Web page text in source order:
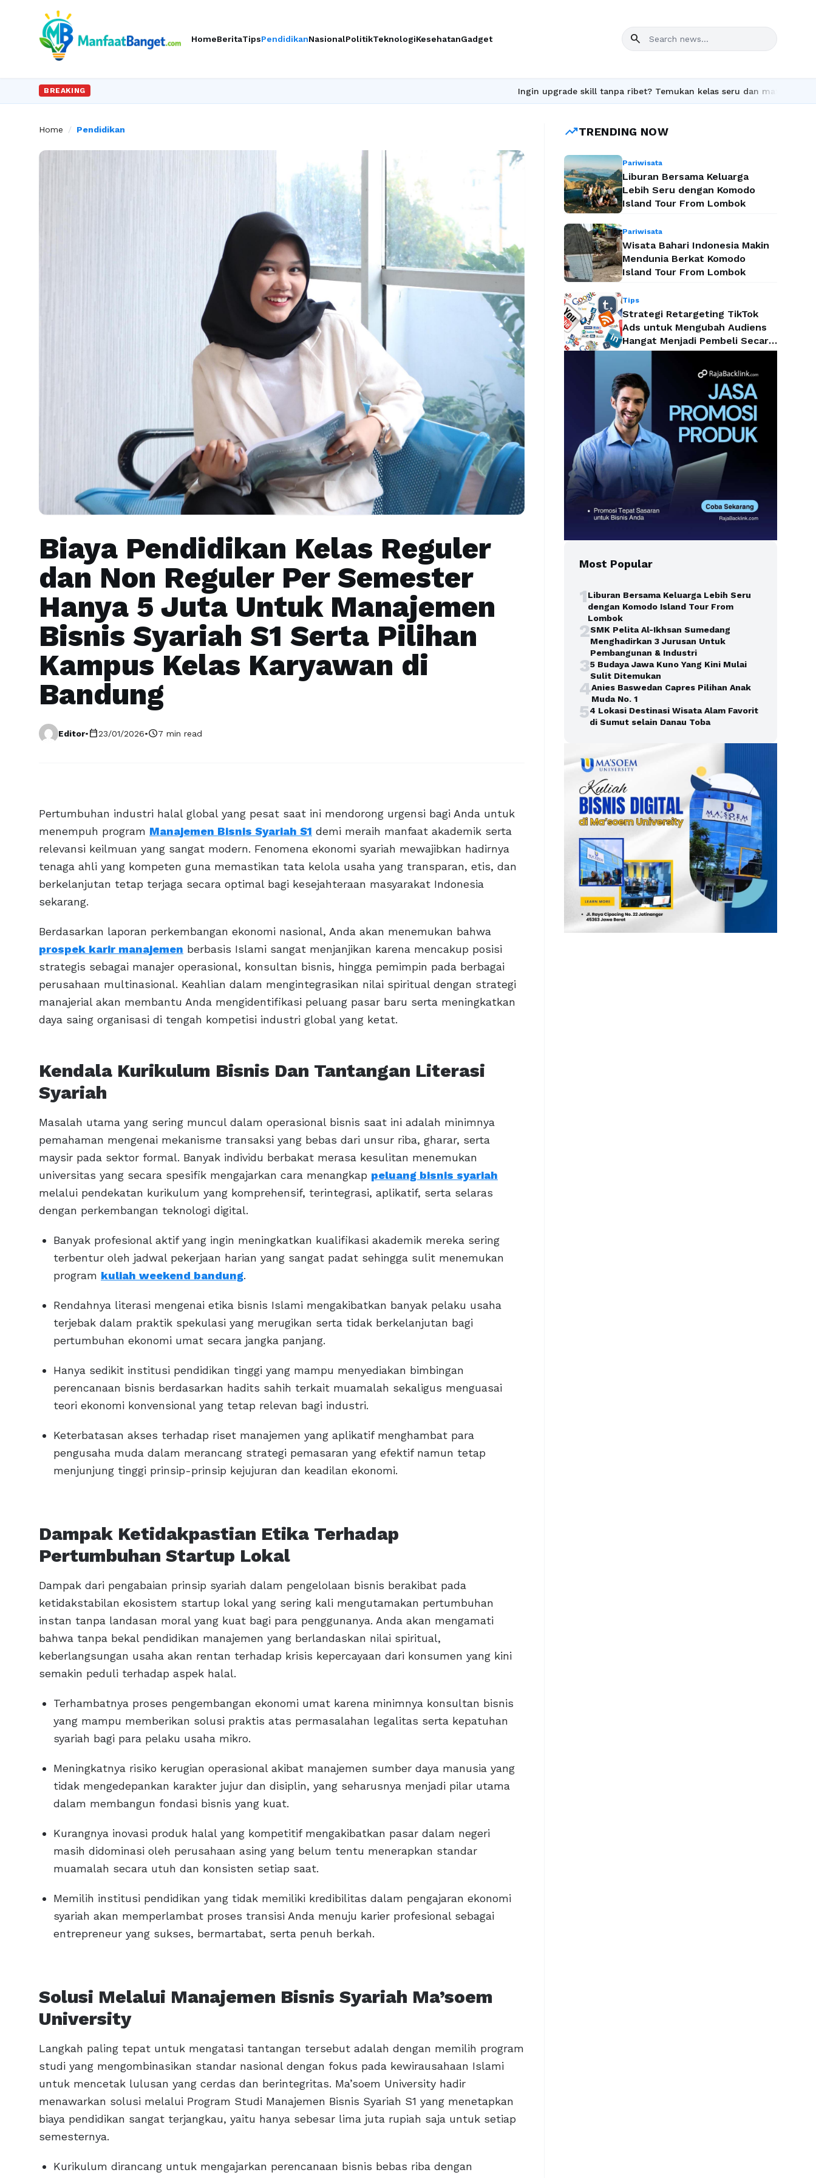
HomeBeritaTipsPendidikanNasionalPolitikTeknologiKesehatanGadget search
BREAKING Ingin upgrade skill tanpa ribet? Temukan kelas seru dan materi lengkap hanya di
Home / Pendidikan
Biaya Pendidikan Kelas Reguler
dan Non Reguler Per Semester
Hanya 5 Juta Untuk Manajemen
Bisnis Syariah S1 Serta Pilihan
Kampus Kelas Karyawan di
Bandung
Editor•calendar_today23/01/2026•schedule7 min read
Pertumbuhan industri halal global yang pesat saat ini mendorong urgensi bagi Anda untuk
menempuh program Manajemen Bisnis Syariah S1 demi meraih manfaat akademik serta
relevansi keilmuan yang sangat modern. Fenomena ekonomi syariah mewajibkan hadirnya
tenaga ahli yang kompeten guna memastikan tata kelola usaha yang transparan, etis, dan
berkelanjutan tetap terjaga secara optimal bagi kesejahteraan masyarakat Indonesia
sekarang.
Berdasarkan laporan perkembangan ekonomi nasional, Anda akan menemukan bahwa
prospek karir manajemen berbasis Islami sangat menjanjikan karena mencakup posisi
strategis sebagai manajer operasional, konsultan bisnis, hingga pemimpin pada berbagai
perusahaan multinasional. Keahlian dalam mengintegrasikan nilai spiritual dengan strategi
manajerial akan membantu Anda mengidentifikasi peluang pasar baru serta meningkatkan
daya saing organisasi di tengah kompetisi industri global yang ketat.
Kendala Kurikulum Bisnis Dan Tantangan Literasi
Syariah
Masalah utama yang sering muncul dalam operasional bisnis saat ini adalah minimnya
pemahaman mengenai mekanisme transaksi yang bebas dari unsur riba, gharar, serta
maysir pada sektor formal. Banyak individu berbakat merasa kesulitan menemukan
universitas yang secara spesifik mengajarkan cara menangkap peluang bisnis syariah
melalui pendekatan kurikulum yang komprehensif, terintegrasi, aplikatif, serta selaras
dengan perkembangan teknologi digital.
Banyak profesional aktif yang ingin meningkatkan kualifikasi akademik mereka sering
terbentur oleh jadwal pekerjaan harian yang sangat padat sehingga sulit menemukan
program kuliah weekend bandung.
Rendahnya literasi mengenai etika bisnis Islami mengakibatkan banyak pelaku usaha
terjebak dalam praktik spekulasi yang merugikan serta tidak berkelanjutan bagi
pertumbuhan ekonomi umat secara jangka panjang.
Hanya sedikit institusi pendidikan tinggi yang mampu menyediakan bimbingan
perencanaan bisnis berdasarkan hadits sahih terkait muamalah sekaligus menguasai
teori ekonomi konvensional yang tetap relevan bagi industri.
Keterbatasan akses terhadap riset manajemen yang aplikatif menghambat para
pengusaha muda dalam merancang strategi pemasaran yang efektif namun tetap
menjunjung tinggi prinsip-prinsip kejujuran dan keadilan ekonomi.
Dampak Ketidakpastian Etika Terhadap
Pertumbuhan Startup Lokal
Dampak dari pengabaian prinsip syariah dalam pengelolaan bisnis berakibat pada
ketidakstabilan ekosistem startup lokal yang sering kali mengutamakan pertumbuhan
instan tanpa landasan moral yang kuat bagi para penggunanya. Anda akan mengamati
bahwa tanpa bekal pendidikan manajemen yang berlandaskan nilai spiritual,
keberlangsungan usaha akan rentan terhadap krisis kepercayaan dari konsumen yang kini
semakin peduli terhadap aspek halal.
Terhambatnya proses pengembangan ekonomi umat karena minimnya konsultan bisnis
yang mampu memberikan solusi praktis atas permasalahan legalitas serta kepatuhan
syariah bagi para pelaku usaha mikro.
Meningkatnya risiko kerugian operasional akibat manajemen sumber daya manusia yang
tidak mengedepankan karakter jujur dan disiplin, yang seharusnya menjadi pilar utama
dalam membangun fondasi bisnis yang kuat.
Kurangnya inovasi produk halal yang kompetitif mengakibatkan pasar dalam negeri
masih didominasi oleh perusahaan asing yang belum tentu menerapkan standar
muamalah secara utuh dan konsisten setiap saat.
Memilih institusi pendidikan yang tidak memiliki kredibilitas dalam pengajaran ekonomi
syariah akan memperlambat proses transisi Anda menuju karier profesional sebagai
entrepreneur yang sukses, bermartabat, serta penuh berkah.
Solusi Melalui Manajemen Bisnis Syariah Ma’soem
University
Langkah paling tepat untuk mengatasi tantangan tersebut adalah dengan memilih program
studi yang mengombinasikan standar nasional dengan fokus pada kewirausahaan Islami
untuk mencetak lulusan yang cerdas dan berintegritas. Ma’soem University hadir
menawarkan solusi melalui Program Studi Manajemen Bisnis Syariah S1 yang menetapkan
biaya pendidikan sangat terjangkau, yaitu hanya sebesar lima juta rupiah saja untuk setiap
semesternya.
Kurikulum dirancang untuk mengajarkan perencanaan bisnis bebas riba dengan
trending_upTRENDING NOW
Pariwisata
Liburan Bersama Keluarga
Lebih Seru dengan Komodo
Island Tour From Lombok
Pariwisata
Wisata Bahari Indonesia Makin
Mendunia Berkat Komodo
Island Tour From Lombok
Tips
Strategi Retargeting TikTok
Ads untuk Mengubah Audiens
Hangat Menjadi Pembeli Secara
Efektif
Most Popular
1Liburan Bersama Keluarga Lebih Seru
dengan Komodo Island Tour From
Lombok
2SMK Pelita Al-Ikhsan Sumedang
Menghadirkan 3 Jurusan Untuk
Pembangunan & Industri
35 Budaya Jawa Kuno Yang Kini Mulai
Sulit Ditemukan
4Anies Baswedan Capres Pilihan Anak
Muda No. 1
54 Lokasi Destinasi Wisata Alam Favorit
di Sumut selain Danau Toba